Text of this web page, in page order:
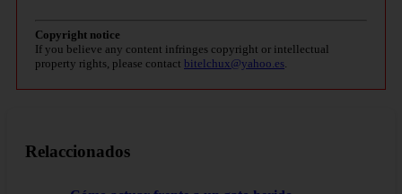
Copyright notice
If you believe any content infringes copyright or intellectual
property rights, please contact bitelchux@yahoo.es
Relaccionados